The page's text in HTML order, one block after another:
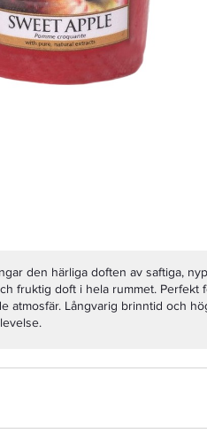
den härliga doften av saftiga,
fruktig doft i hela rummet. Perfekt
atmosfär. Långvarig brinntid och